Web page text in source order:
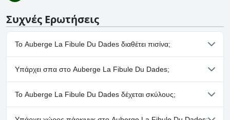
Συχνές Ερωτήσεις
Το Auberge La Fibule Du Dades διαθέτει πισίνα;
Όχι, το Auberge La Fibule Du Dades δεν διαθέτει πισίνα.
Υπάρχει σπα στο Auberge La Fibule Du Dades;
Όχι, το Auberge La Fibule Du Dades δεν διαθέτει σπα.
Το Auberge La Fibule Du Dades δέχεται σκύλους;
Όχι, το Auberge La Fibule Du Dades δεν δέχεται σκύλους.